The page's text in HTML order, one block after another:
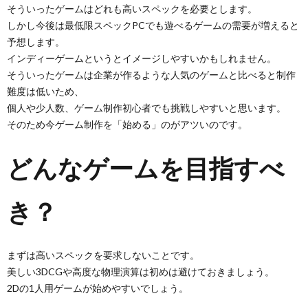
そういったゲームはどれも高いスペックを必要とします。
しかし今後は最低限スペックPCでも遊べるゲームの需要が増えると
予想します。
インディーゲームというとイメージしやすいかもしれません。
そういったゲームは企業が作るような人気のゲームと比べると制作
難度は低いため、
個人や少人数、ゲーム制作初心者でも挑戦しやすいと思います。
そのため今ゲーム制作を「始める」のがアツいのです。
どんなゲームを目指すべ
き？
まずは高いスペックを要求しないことです。
美しい3DCGや高度な物理演算は初めは避けておきましょう。
2Dの1人用ゲームが始めやすいでしょう。